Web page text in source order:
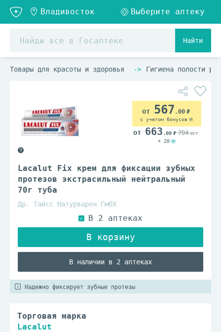
Найти
Товары для красоты и здоровья Гигиена полости рта
Lacalut Fix крем для фиксации зубных
протезов экстрасильный нейтральный
70г туба
Др. Тайсс Натурварен ГмбХ
В наличии в 2 аптеках
567 .00
с учетом бонусов
663 .00 704.00
+ 20
Надежно фиксирует зубные протезы
Торговая марка
Lacalut